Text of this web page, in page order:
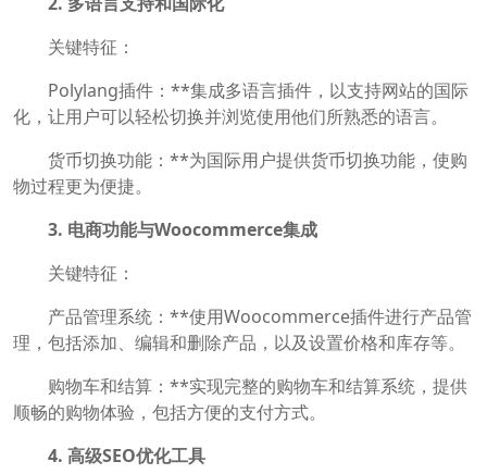
关键特征：
Polylang插件：**集成多语言插件，以支持网站的国际
化，让用户可以轻松切换并浏览使用他们所熟悉的语言。
货币切换功能：**为国际用户提供货币切换功能，使购
物过程更为便捷。
3. 电商功能与Woocommerce集成
关键特征：
产品管理系统：**使用Woocommerce插件进行产品管
理，包括添加、编辑和删除产品，以及设置价格和库存等。
购物车和结算：**实现完整的购物车和结算系统，提供
顺畅的购物体验，包括方便的支付方式。
4. 高级SEO优化工具